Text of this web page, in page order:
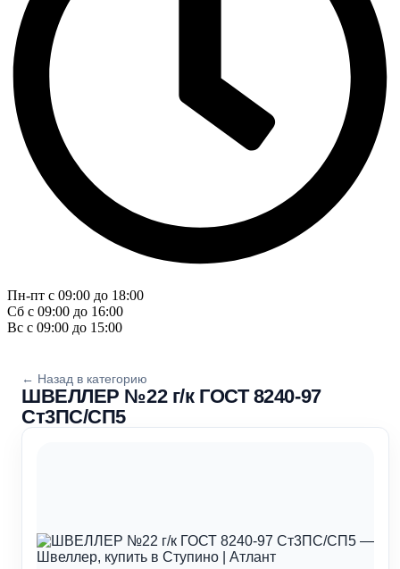
Пн-пт с 09:00 до 18:00
Сб с 09:00 до 16:00
Вс с 09:00 до 15:00
← Назад в категорию
ШВЕЛЛЕР №22 г/к ГОСТ 8240-97
Ст3ПС/СП5